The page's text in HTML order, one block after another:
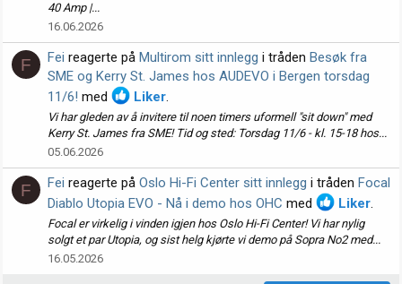
40 Amp |...
16.06.2026
F Fei reagerte på Multirom sitt innlegg i tråden Besøk fra
SME og Kerry St. James hos AUDEVO i Bergen torsdag
11/6! med Liker.
Vi har gleden av å invitere til noen timers uformell "sit down" med
Kerry St. James fra SME! Tid og sted: Torsdag 11/6 - kl. 15-18 hos...
05.06.2026
F Fei reagerte på Oslo Hi-Fi Center sitt innlegg i tråden Focal
Diablo Utopia EVO - Nå i demo hos OHC med Liker.
Focal er virkelig i vinden igjen hos Oslo Hi-Fi Center! Vi har nylig
solgt et par Utopia, og sist helg kjørte vi demo på Sopra No2 med...
16.05.2026